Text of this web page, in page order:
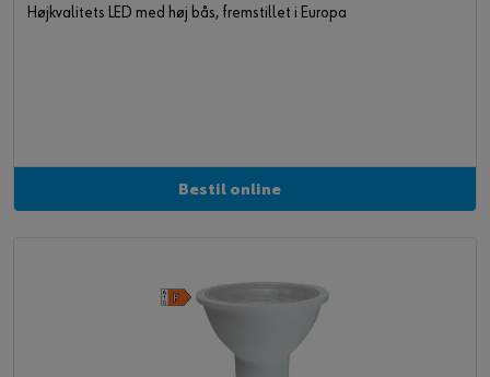
Højkvalitets LED med høj bås, fremstillet i Europa
Bestil online